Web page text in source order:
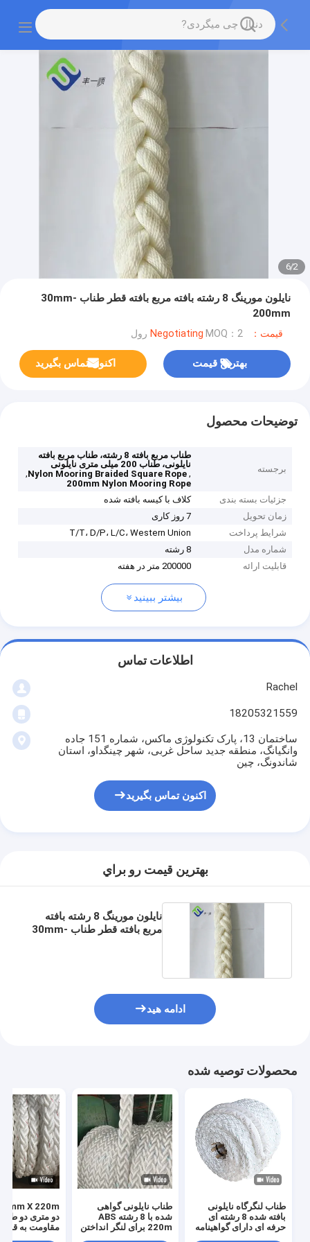
2
/
6
نایلون مورینگ 8 رشته بافته مربع بافته قطر طناب 30mm-
200mm
قیمت：Negotiating MOQ：2 رول
بهترین قیمت اکنون تماس بگیرید
توضیحات محصول
برجسته
طناب مربع بافته 8 رشته، طناب مربع بافته
نایلونی، طناب 200 میلی متری نایلونی
,
Nylon Mooring Braided Square Rope
,
200mm Nylon Mooring Rope
جزئیات بسته بندی
کلاف با کیسه بافته شده
زمان تحویل
7 روز کاری
شرایط پرداخت
T/T، D/P، L/C، Western Union
شماره مدل
8 رشته
قابلیت ارائه
200000 متر در هفته
بیشتر ببینید
اطلاعات تماس
Rachel
18205321559
ساختمان 13، پارک تکنولوژی ماکس، شماره 151 جاده
وانگیانگ، منطقه جدید ساحل غربی، شهر چینگداو، استان
شاندونگ، چین
اکنون تماس بگیرید
بهترين قيمت رو براي
نایلون مورینگ 8 رشته بافته
مربع بافته قطر طناب 30mm-
ادامه هید
محصولات توصیه شده
طناب لنگرگاه نایلونی
بافته شده 8 رشته ای
حرفه ای دارای گواهینامه
طناب نایلونی گواهی
شده با 8 رشته ABS
220m برای لنگر انداختن
دو متری دو
مقاومت به قارچ